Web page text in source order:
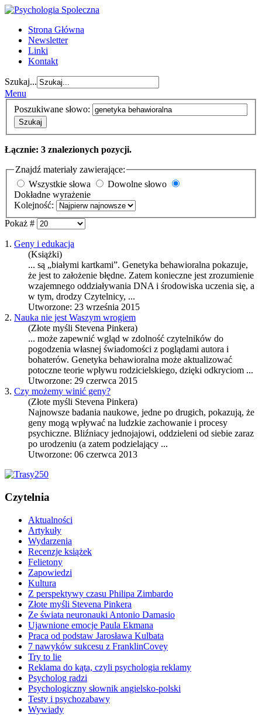
Strona Główna
Newsletter
Linki
Kontakt
Szukaj...
Menu
Poszukiwane słowo:
Szukaj
Łącznie: 3 znalezionych pozycji.
Znajdź materiały zawierające:
Wszystkie słowa
Dowolne słowo
Dokładne wyrażenie
Kolejność:
Pokaż #
1. Geny i edukacja
(Książki)
... są „białymi kartkami”. Genetyka behawioralna pokazuje,
że jest to założenie błędne. Zatem konieczne jest zrozumienie
wzajemnego oddziaływania DNA i środowiska uczenia się, a
w tym, drodzy Czytelnicy, ...
Utworzone: 23 września 2015
2. Nauka nie jest Waszym wrogiem
(Złote myśli Stevena Pinkera)
... może zapewnić wgląd w zdolność czytelników do
pogodzenia własnej świadomości z poglądami autora i
bohaterów. Genetyka behawioralna może aktualizować
potoczne teorie wpływu rodzicielskiego, dzięki odkryciom ...
Utworzone: 29 czerwca 2015
3. Czy możemy winić geny?
(Złote myśli Stevena Pinkera)
Najnowsze badania naukowe, jedne po drugich, pokazują, że
geny mogą wpływać na ludzkie zachowanie i procesy
psychiczne. Bliźniacy jednojajowi, oddzieleni od siebie zaraz
po urodzeniu (a zatem podzielający ...
Utworzone: 06 czerwca 2013
Czytelnia
Aktualności
Artykuły
Wydarzenia
Recenzje książek
Felietony
Zapowiedzi
Kultura
Z perspektywy czasu Philipa Zimbardo
Złote myśli Stevena Pinkera
Ze świata neuronauki Antonio Damasio
Ujawnione emocje Paula Ekmana
Praca od podstaw Jarosława Kulbata
7 nawyków sukcesu z FranklinCovey
Try to lie
Reklama do kąta, czyli psychologia reklamy
Psycholog radzi
Psychologiczny słownik angielsko-polski
Testy i psychozabawy
Wywiady